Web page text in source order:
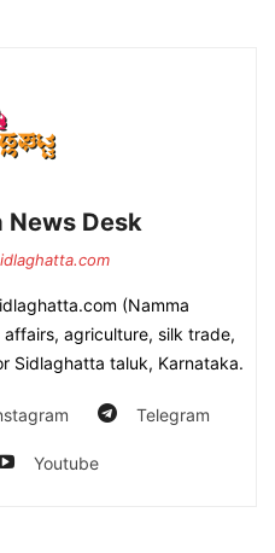
Desk
(Namma
agriculture, silk trade,
Sidlaghatta taluk, Karnataka.
Telegram
Youtube